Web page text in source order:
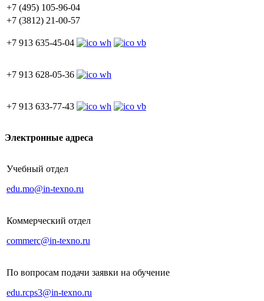
+7 (495) 105-96-04
+7 (3812) 21-00-57
+7 913 635-45-04
+7 913 628-05-36
+7 913 633-77-43
Электронные адреса
Учебный отдел
edu.mo@in-texno.ru
Коммерческий отдел
commerc@in-texno.ru
По вопросам подачи заявки на обучение
edu.rcps3@in-texno.ru